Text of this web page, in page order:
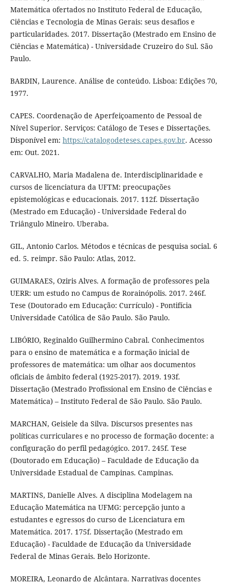
Matemática ofertados no Instituto Federal de Educação,
Ciências e Tecnologia de Minas Gerais: seus desafios e
particularidades. 2017. Dissertação (Mestrado em Ensino de
Ciências e Matemática) - Universidade Cruzeiro do Sul. São
Paulo.
BARDIN, Laurence. Análise de conteúdo. Lisboa: Edições 70,
1977.
CAPES. Coordenação de Aperfeiçoamento de Pessoal de
Nível Superior. Serviços: Catálogo de Teses e Dissertações.
Disponível em: https://catalogodeteses.capes.gov.br. Acesso
em: Out. 2021.
CARVALHO, Maria Madalena de. Interdisciplinaridade e
cursos de licenciatura da UFTM: preocupações
epistemológicas e educacionais. 2017. 112f. Dissertação
(Mestrado em Educação) - Universidade Federal do
Triângulo Mineiro. Uberaba.
GIL, Antonio Carlos. Métodos e técnicas de pesquisa social. 6
ed. 5. reimpr. São Paulo: Atlas, 2012.
GUIMARAES, Oziris Alves. A formação de professores pela
UERR: um estudo no Campus de Rorainópolis. 2017. 246f.
Tese (Doutorado em Educação: Currículo) - Pontifícia
Universidade Católica de São Paulo. São Paulo.
LIBÓRIO, Reginaldo Guilhermino Cabral. Conhecimentos
para o ensino de matemática e a formação inicial de
professores de matemática: um olhar aos documentos
oficiais de âmbito federal (1925-2017). 2019. 193f.
Dissertação (Mestrado Profissional em Ensino de Ciências e
Matemática) – Instituto Federal de São Paulo. São Paulo.
MARCHAN, Geisiele da Silva. Discursos presentes nas
políticas curriculares e no processo de formação docente: a
configuração do perfil pedagógico. 2017. 245f. Tese
(Doutorado em Educação) – Faculdade de Educação da
Universidade Estadual de Campinas. Campinas.
MARTINS, Danielle Alves. A disciplina Modelagem na
Educação Matemática na UFMG: percepção junto a
estudantes e egressos do curso de Licenciatura em
Matemática. 2017. 175f. Dissertação (Mestrado em
Educação) - Faculdade de Educação da Universidade
Federal de Minas Gerais. Belo Horizonte.
MOREIRA, Leonardo de Alcântara. Narrativas docentes